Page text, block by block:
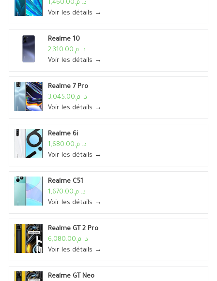
د. م.1,460.00
Voir les détails →
Realme 10
د. م.2,310.00
Voir les détails →
Realme 7 Pro
د. م.3,045.00
Voir les détails →
Realme 6i
د. م.1,680.00
Voir les détails →
Realme C51
د. م.1,670.00
Voir les détails →
Realme GT 2 Pro
د. م.6,080.00
Voir les détails →
Realme GT Neo